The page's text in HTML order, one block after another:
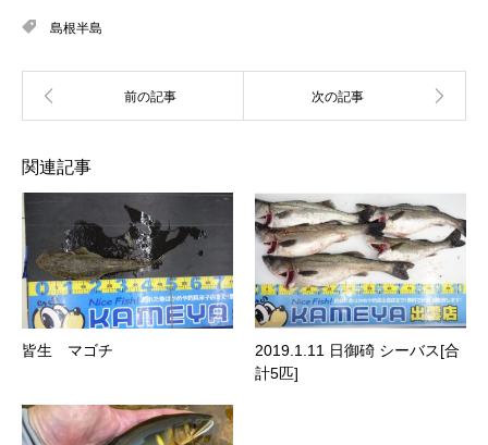
島根半島
関連記事
皆生 マゴチ
2019.1.11 日御碕 シーバス[合
計5匹]